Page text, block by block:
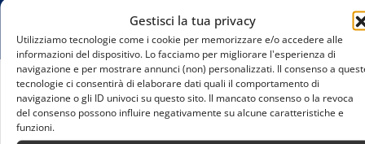
Gestisci la tua privacy
Utilizziamo tecnologie come i cookie per memorizzare e/o accedere alle
informazioni del dispositivo. Lo facciamo per migliorare l'esperienza di
navigazione e per mostrare annunci (non) personalizzati. Il consenso a
tecnologie ci consentirà di elaborare dati quali il comportamento di
navigazione o gli ID univoci su questo sito. Il mancato consenso o la revoca
del consenso possono influire negativamente su alcune caratteristiche e
funzioni.
Home
Coppa delle province 2026: definite le squadre per
le finali regionali